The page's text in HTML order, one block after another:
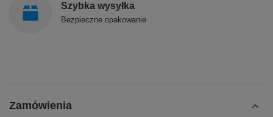
Szybka wysyłka
Bezpieczne opakowanie
Zamówienia